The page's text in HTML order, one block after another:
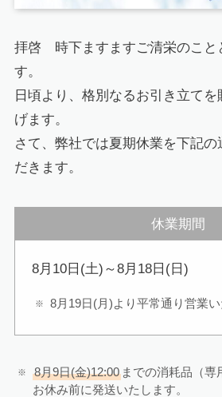
拝啓 時下ますますご清栄のこと
す。
日頃より、格別なるお引き立て
げます。
さて、弊社では夏期休業を下記
だきます。
休業期間
8月10日(土)～8月18日(日)
8月19日(月)より平常通り営業
8月9日(金)12:00までの消耗品（専
お休み前に発送いたします。